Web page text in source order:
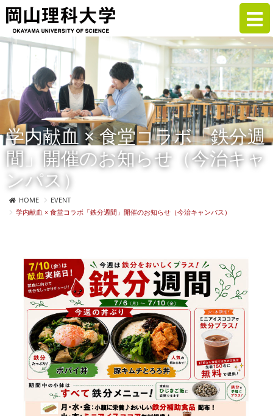
学内献血 × 食堂コラボ「鉄分週
間」開催のお知らせ（今治キャ
ンパス）
HOME
EVENT
学内献血 × 食堂コラボ「鉄分週間」開催のお知らせ（今治キャンパス）